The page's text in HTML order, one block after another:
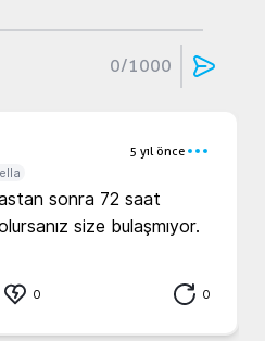
0/1000
5 yıl önce
sonra 72 saat
size bulaşmıyor.
0 0